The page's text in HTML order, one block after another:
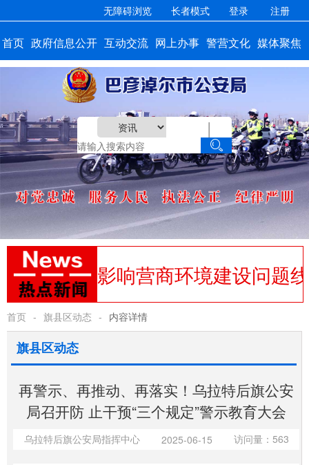
无障碍浏览 长者模式 登录 注册
首页 政府信息公开 互动交流 网上办事 警营文化 媒体聚焦
|

首页 - 旗县区动态 - 内容详情
旗县区动态
再警示、再推动、再落实！乌拉特后旗公安
局召开防 止干预“三个规定”警示教育大会
乌拉特后旗公安局指挥中心 2025-06-15 访问量：563